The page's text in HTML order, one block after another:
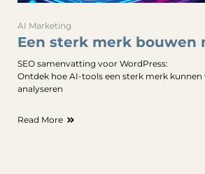
AI Marketing
Een sterk merk bouwen
SEO samenvatting voor WordPress:
Ontdek hoe AI-tools een sterk merk kunnen
analyseren
Read More